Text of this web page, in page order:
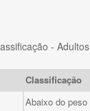
- Adultos
Classificação
Abaixo do peso